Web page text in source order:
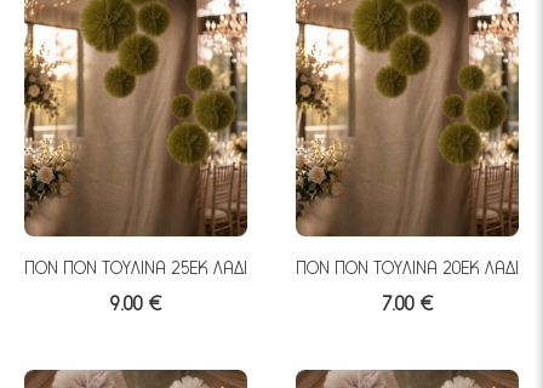
ΠΟΝ ΠΟΝ ΤΟΥΛΙΝΑ 25ΕΚ ΛΑΔΙ
9.00 €
ΠΟΝ ΠΟΝ ΤΟΥΛΙΝΑ 20ΕΚ ΛΑΔΙ
7.00 €